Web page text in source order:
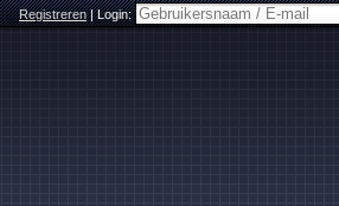
Registreren|Login: